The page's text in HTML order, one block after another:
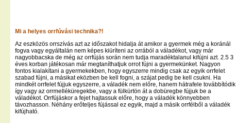
Mi a helyes orrfúvási technika?!
Az eszközös orrszívás azt az időszakot hidalja át amikor a gyermek még a koránál
fogva vagy egyáltalán nem képes kiüríteni az orrából a váladékot, vagy már
nagyobbacska de még az orrfújás során nem tudja maradéktalanul kifújni azt. 2.5 3
éves korban játékosan már megtaníthatjuk orrot fújni a gyermekünket. Nagyon
fontos kialakítani a gyermekekben, hogy egyszerre mindig csak az egyik orrfelet
szabad fújni, a másikat eközben be kell fogni, a szájat pedig be kell csukni. Ha
mindkét orrfelet fújjuk egyszerre, a váladék nem előre, hanem hátrafele továbbítódik
így vagy az orrmelléküregekbe, vagy a fülkürtön át a dobüregbe fújjuk be a
váladékot. Orrfújáskor a fejet hajtassuk előre, hogy a váladék könnyebben
távozhasson. Néhány erőteljes fújással ez egyik, majd a másik orrfélből a váladék
kifújható.